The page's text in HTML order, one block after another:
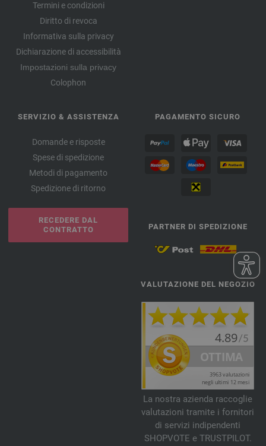
Termini e condizioni
Diritto di revoca
Informativa sulla privacy
Dichiarazione di accessibilità
Impostazioni sulla privacy
Colophon
SERVIZIO & ASSISTENZA
Domande e risposte
Spese di spedizione
Metodi di pagamento
Spedizione di ritorno
RECEDERE DAL
CONTRATTO
PAGAMENTO SICURO
PARTNER DI SPEDIZIONE
VALUTAZIONE DEL NEGOZIO
La nostra azienda raccoglie
valutazioni tramite i fornitori
di servizi indipendenti
SHOPVOTE e TRUSTPILOT.